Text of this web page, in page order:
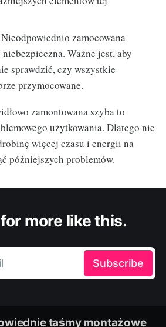
Nieodpowiednio zamocowana
Ważne jest, aby
sprawdzić, czy wszystkie
przymocowane.
zamontowana szyba to
użytkowania. Dlatego nie
więcej czasu i energii na
późniejszych problemów.
more like this.
Subscribe
taśmy montażowe